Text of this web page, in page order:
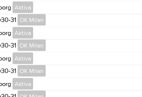
Aktiva
31 OK Milan
Aktiva
31 OK Milan
Aktiva
31 OK Milan
Aktiva